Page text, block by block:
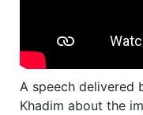
A speech delivered
Khadim about the